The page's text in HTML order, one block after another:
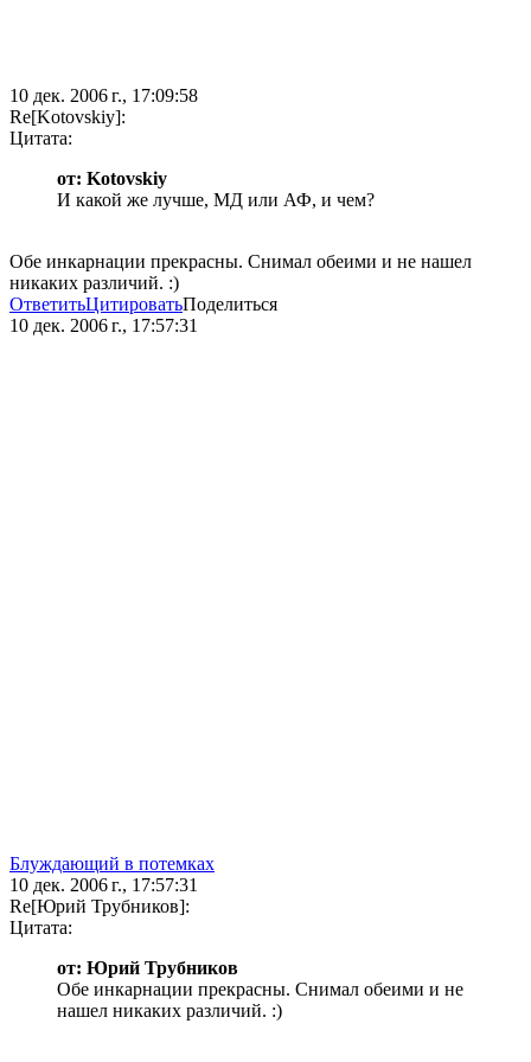
10 дек. 2006 г., 17:09:58
Re[Kotovskiy]:
Цитата:
от: Kotovskiy
И какой же лучше, МД или АФ, и чем?
Обе инкарнации прекрасны. Снимал обеими и не нашел
никаких различий. :)
ОтветитьЦитироватьПоделиться
10 дек. 2006 г., 17:57:31
Блуждающий в потемках
10 дек. 2006 г., 17:57:31
Re[Юрий Трубников]:
Цитата:
от: Юрий Трубников
Обе инкарнации прекрасны. Снимал обеими и не
нашел никаких различий. :)